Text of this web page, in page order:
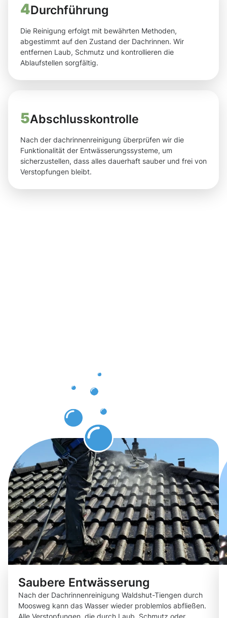
4Durchführung
Die Reinigung erfolgt mit bewährten Methoden,
abgestimmt auf den Zustand der Dachrinnen. Wir
entfernen Laub, Schmutz und kontrollieren die
Ablaufstellen sorgfältig.
5Abschlusskontrolle
Nach der dachrinnenreinigung überprüfen wir die
Funktionalität der Entwässerungssysteme, um
sicherzustellen, dass alles dauerhaft sauber und frei von
Verstopfungen bleibt.
Saubere Entwässerung
Nach der Dachrinnenreinigung Waldshut-Tiengen durch
Moosweg kann das Wasser wieder problemlos abfließen.
Alle Verstopfungen, die durch Laub, Schmutz oder